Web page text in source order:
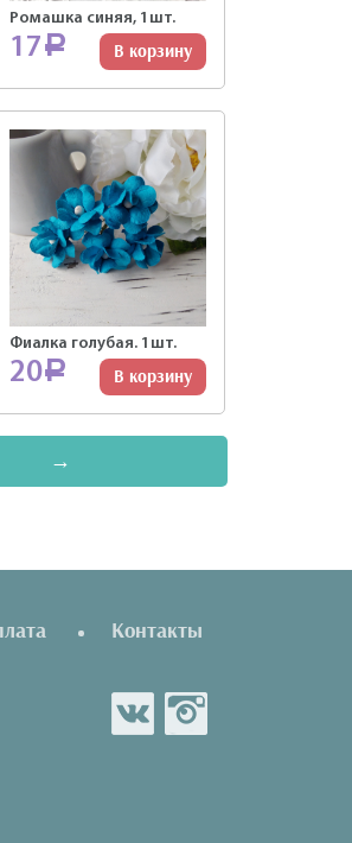
Ромашка синяя, 1шт.
17 Р В корзину
Фиалка голубая. 1шт.
20Р В корзину
→
Контакты